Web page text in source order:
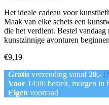
Het ideale cadeau voor
Maak van elke schets een
die het verdient. Bestel
kunstzinnige avonturen
€9,19
Gratis verzending vanaf20,-
Voor 14:00 bestelt, morgen in
Eigen voorraad